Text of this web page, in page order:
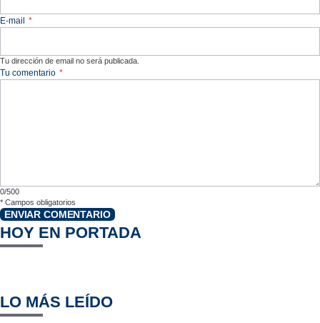
E-mail *
Tu dirección de email no será publicada.
Tu comentario *
0/500
* Campos obligatorios
ENVIAR COMENTARIO
HOY EN PORTADA
LO MÁS LEÍDO